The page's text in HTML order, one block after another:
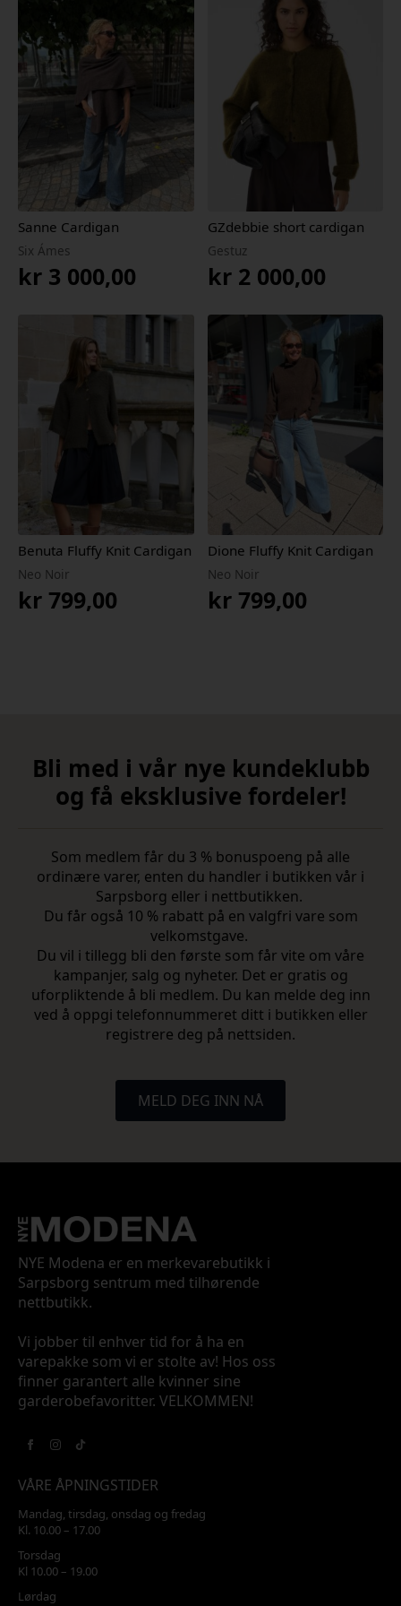
Sanne Cardigan
Six Ámes
kr 3 000,00
GZdebbie short cardigan
Gestuz
kr2 000,00
Benuta Fluffy Knit Cardigan
Neo Noir
kr 799,00
Dione Fluffy Knit Cardigan
Neo Noir
kr799,00
Bli med i vår nye kundeklubb
og få eksklusive fordeler!
Som medlem får du 3 % bonuspoeng på alle
ordinære varer, enten du handler i butikken vår i
Sarpsborg eller i nettbutikken.
Du får også 10 % rabatt på en valgfri vare som
velkomstgave.
Du vil i tillegg bli den første som får vite om våre
kampanjer, salg og nyheter. Det er gratis og
uforpliktende å bli medlem. Du kan melde deg inn
ved å oppgi telefonnummeret ditt i butikken eller
registrere deg på nettsiden.
MELD DEG INN NÅ
NYE Modena er en merkevarebutikk i
Sarpsborg sentrum med tilhørende
nettbutikk.
Vi jobber til enhver tid for å ha en
varepakke som vi er stolte av! Hos oss
finner garantert alle kvinner sine
garderobefavoritter. VELKOMMEN!
VÅRE ÅPNINGSTIDER
Mandag, tirsdag, onsdag og fredag
Kl. 10.00 – 17.00
Torsdag
Kl 10.00 – 19.00
Lørdag